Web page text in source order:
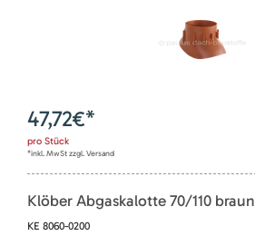
47,72€*
pro Stück
*inkl. MwSt zzgl. Versand
Klöber Abgaskalotte 70/110 braun
KE 8060-0200